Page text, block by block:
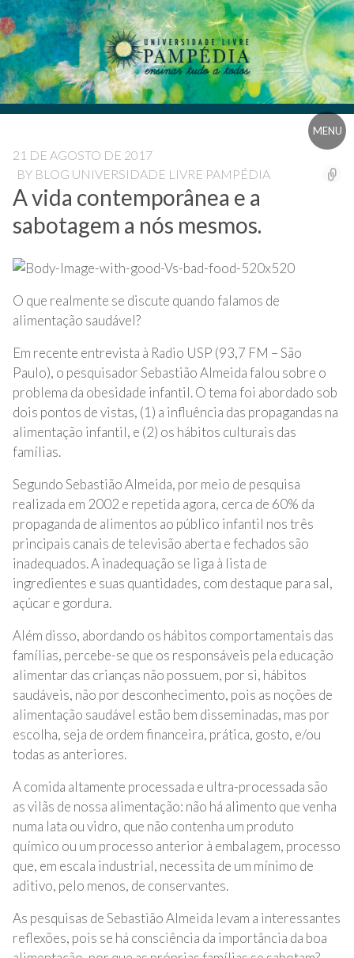
Pular
para
o
conteúdo
Blog
Universidade
Livre
Pampédia
Universidade
Livre
Pampédia
MENU
21 DE AGOSTO DE 2017
BY BLOG UNIVERSIDADE LIVRE PAMPÉDIA
A vida contemporânea e a
sabotagem a nós mesmos.
O que realmente se discute quando falamos de
alimentação saudável?
Em recente entrevista à Radio USP (93,7 FM – São
Paulo), o pesquisador Sebastião Almeida falou sobre o
problema da obesidade infantil. O tema foi abordado sob
dois pontos de vistas, (1) a influência das propagandas na
alimentação infantil, e (2) os hábitos culturais das
famílias.
Segundo Sebastião Almeida, por meio de pesquisa
realizada em 2002 e repetida agora, cerca de 60% da
propaganda de alimentos ao público infantil nos três
principais canais de televisão aberta e fechados são
inadequados. A inadequação se liga à lista de
ingredientes e suas quantidades, com destaque para sal,
açúcar e gordura.
Além disso, abordando os hábitos comportamentais das
famílias, percebe-se que os responsáveis pela educação
alimentar das crianças não possuem, por si, hábitos
saudáveis, não por desconhecimento, pois as noções de
alimentação saudável estão bem disseminadas, mas por
escolha, seja de ordem financeira, prática, gosto, e/ou
todas as anteriores.
A comida altamente processada e ultra-processada são
as vilãs de nossa alimentação: não há alimento que venha
numa lata ou vidro, que não contenha um produto
químico ou um processo anterior à embalagem, processo
que, em escala industrial, necessita de um mínimo de
aditivo, pelo menos, de conservantes.
As pesquisas de Sebastião Almeida levam a interessantes
reflexões, pois se há consciência da importância da boa